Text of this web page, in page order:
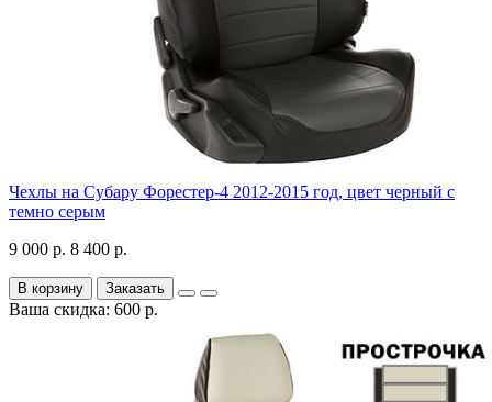
Чехлы на Субару Форестер-4 2012-2015 год, цвет черный с
темно серым
9 000 р. 8 400 р.
В корзину Заказать
Ваша скидка: 600 р.